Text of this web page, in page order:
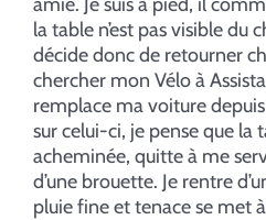
la table n’est pas visible du
décide donc de retourner
chercher mon Vélo à
remplace ma voiture
sur celui-ci, je pense que la
acheminée, quitte à me
d’une brouette. Je rentre
pluie fine et tenace se met